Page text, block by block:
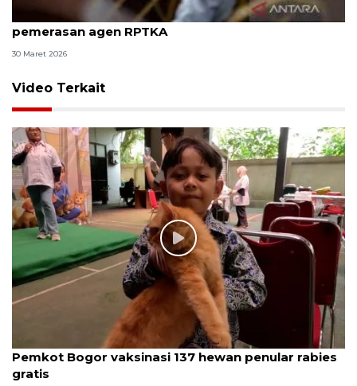
8 ASN Kemenaker hadapi sidang tuntutan kasus
pemerasan agen RPTKA
30 Maret 2026
Video Terkait
Pemkot Bogor vaksinasi 137 hewan penular rabies
gratis